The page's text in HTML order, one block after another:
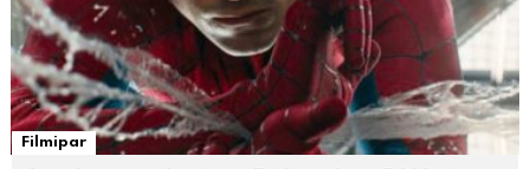
Filmipar